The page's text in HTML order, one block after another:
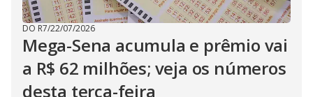
DO R7/22/07/2026
Mega-Sena acumula e prêmio vai
a R$ 62 milhões; veja os números
desta terça-feira